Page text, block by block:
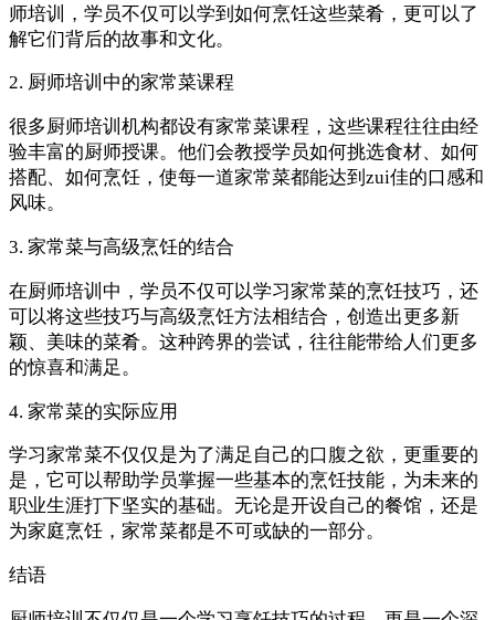
师培训，学员不仅可以学到如何烹饪这些菜肴，更可以了
解它们背后的故事和文化。
2. 厨师培训中的家常菜课程
很多厨师培训机构都设有家常菜课程，这些课程往往由经
验丰富的厨师授课。他们会教授学员如何挑选食材、如何
搭配、如何烹饪，使每一道家常菜都能达到zui佳的口感和
风味。
3. 家常菜与高级烹饪的结合
在厨师培训中，学员不仅可以学习家常菜的烹饪技巧，还
可以将这些技巧与高级烹饪方法相结合，创造出更多新
颖、美味的菜肴。这种跨界的尝试，往往能带给人们更多
的惊喜和满足。
4. 家常菜的实际应用
学习家常菜不仅仅是为了满足自己的口腹之欲，更重要的
是，它可以帮助学员掌握一些基本的烹饪技能，为未来的
职业生涯打下坚实的基础。无论是开设自己的餐馆，还是
为家庭烹饪，家常菜都是不可或缺的一部分。
结语